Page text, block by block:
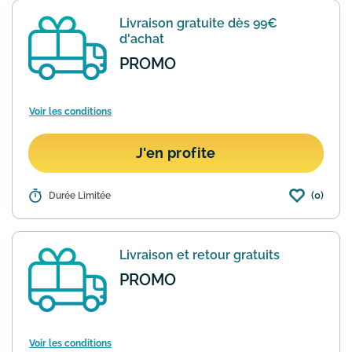
envoyé directeme...En savoir plus
Livraison gratuite dès 99€
d'achat
PROMO
Voir les conditions
J'en profite
Détails : Delsey propose la livraison gratuite
minimum de 99€. Une fois votre panier
automatiquement of...En savoir plus
Durée Limitée (0)
Livraison et retour gratuits
PROMO
Voir les conditions